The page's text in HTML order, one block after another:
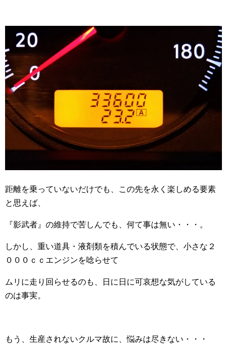
距離を乗っていないだけでも、この先を永く楽しめる要素
と思えば、
『影武者』の維持で苦しんでも、何て事は無い・・・。
しかし、重い道具・液剤類を積んでいる状態で、小さな２
０００ｃｃエンジンを唸らせて
ムリに走り回らせるのも、日に日に可哀想な気がしている
のは事実。
もう、生産されないクルマ故に、悩みは尽きない・・・